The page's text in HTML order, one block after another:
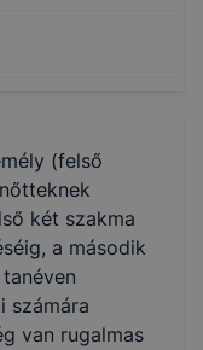
(felső
két szakma
a második
számára
van rugalmas